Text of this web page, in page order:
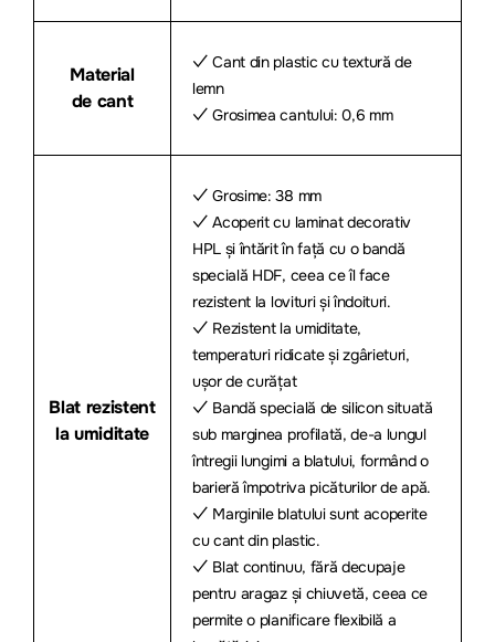
Material
de cant
✓ Cant din plastic cu textură de
lemn
✓ Grosimea cantului: 0,6 mm
Blat rezistent
la umiditate
✓ Grosime: 38 mm
✓ Acoperit cu laminat decorativ
HPL și întărit în față cu o bandă
specială HDF, ceea ce îl face
rezistent la lovituri și îndoituri.
✓ Rezistent la umiditate,
temperaturi ridicate și zgârieturi,
ușor de curățat
✓ Bandă specială de silicon situată
sub marginea profilată, de-a lungul
întregii lungimi a blatului, formând o
barieră împotriva picăturilor de apă.
✓ Marginile blatului sunt acoperite
cu cant din plastic.
✓ Blat continuu, fără decupaje
pentru aragaz și chiuvetă, ceea ce
permite o planificare flexibilă a